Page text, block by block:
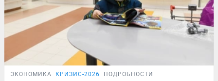
ЭКОНОМИКА КРИЗИС-2026 ПОДРОБНОСТИ